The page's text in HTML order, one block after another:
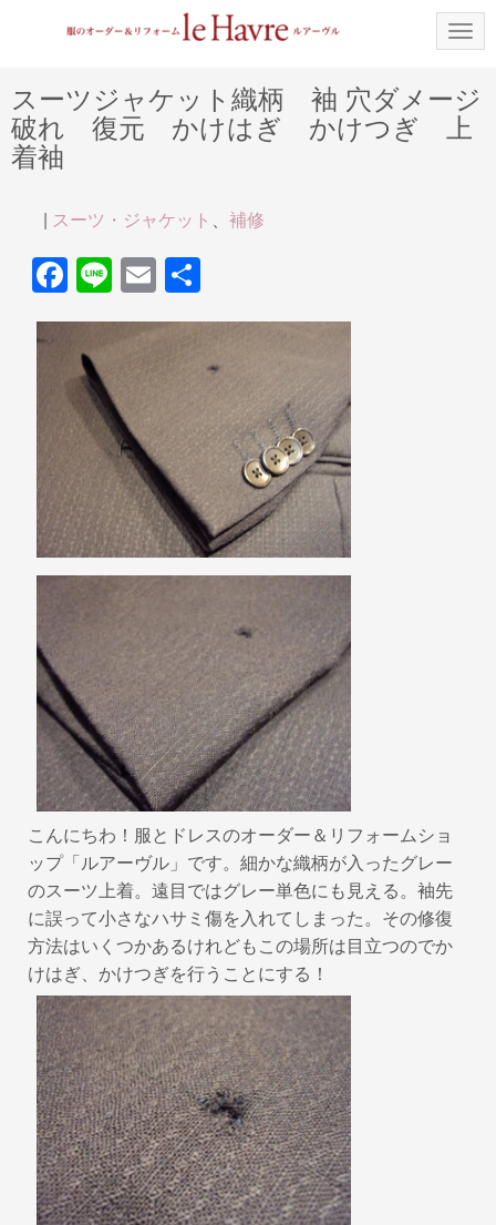
N
a
g
a
t
スーツジャケット織柄 袖 穴ダメージ
破れ 復元 かけはぎ かけつぎ 上
着袖
| スーツ・ジャケット 、 補修
F
a
c
e
b
o
o
k
Li
n
e
E
m
ail
有
こんにちわ！服とドレスのオーダー＆リフォームショ
ップ「ルアーヴル」です。細かな織柄が入ったグレー
のスーツ上着。遠目ではグレー単色にも見える。袖先
に誤って小さなハサミ傷を入れてしまった。その修復
方法はいくつかあるけれどもこの場所は目立つのでか
けはぎ、かけつぎを行うことにする！